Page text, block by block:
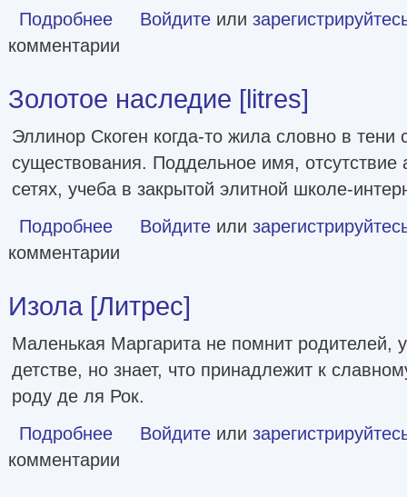
Подробнее о Голос прибоя [litres]
Войдите или
комментарии
Золотое наследие [litres]
Эллинор Скоген когда-то жила словно в тени
существования. Поддельное имя, отсутствие
сетях, учеба в закрытой элитной школе-
Подробнее о Золотое наследие [litres]
Войдите или
комментарии
Изола [Литрес]
Маленькая Маргарита не помнит родителей,
детстве, но знает, что принадлежит к
роду де ля Рок.
Подробнее о Изола [Литрес]
Войдите или
комментарии